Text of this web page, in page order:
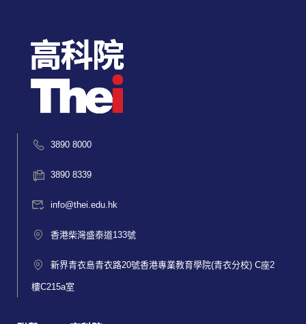
3890 8000
3890 8339
info@thei.edu.hk
香港柴灣盛泰道133號
新界青衣島青衣路20號香港專業教育學院(青衣分校) C座2
樓C215a室